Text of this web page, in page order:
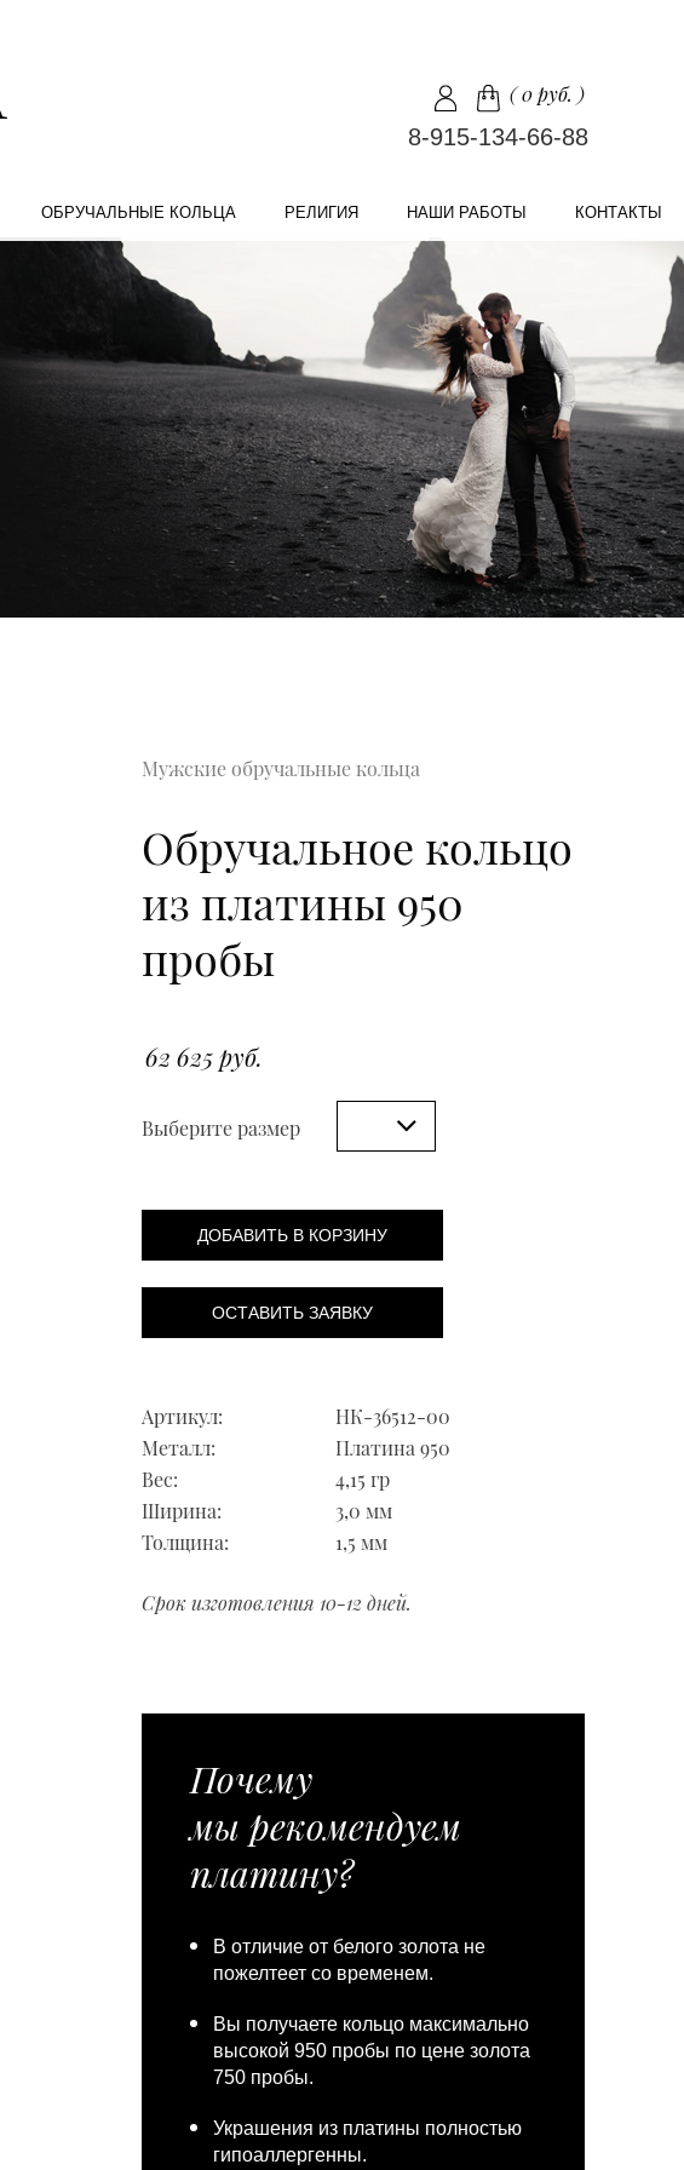
(0 руб. )
8-915-134-66-88
ОБРУЧАЛЬНЫЕ КОЛЬЦА РЕЛИГИЯ НАШИ РАБОТЫ КОНТАКТЫ
Мужские обручальные кольца
Обручальное кольцо
из платины 950
пробы
62 625 руб.
Выберите размер
ДОБАВИТЬ В КОРЗИНУ
ОСТАВИТЬ ЗАЯВКУ
Артикул:
НК-36512-00
Металл:
Платина 950
Вес:
4,15 гр
Ширина:
3,0 мм
Толщина:
1,5 мм
Срок изготовления 10-12 дней.
Почему
мы рекомендуем
платину?
В отличие от белого золота не
пожелтеет со временем.
Вы получаете кольцо максимально
высокой 950 пробы по цене золота
750 пробы.
Украшения из платины полностью
гипоаллергенны.